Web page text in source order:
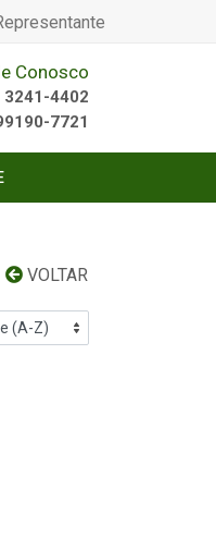
Conosco
3241-4402
7721
VOLTAR